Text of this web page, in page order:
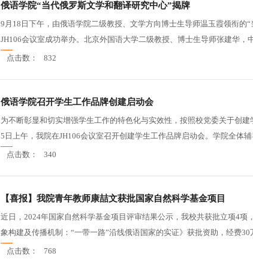
俄语学院“当代俄罗斯文学和翻译研究中心”揭牌
9月18日下午，由俄语学院二级教授、文学方向博士生导师温玉霞领衔的
JH106会议室成功举办。北京外国语大学二级教授、博士生导师张建华，
点击数： 832
俄语学院召开学生工作品牌创建启动会
为不断彰显和切实增强学生工作的特色化与实效性，按照校党委关于创
5日上午，我院在JH106会议室召开创建学生工作品牌启动会。学院全体
点击数： 340
【喜报】我院青年教师康喆文获批国家自然科学基金项目
近日，2024年国家自然科学基金项目评审结果公示，我校共获批立项4
象构建及传播机制：“一带一路”沿线俄语国家的实证》获批资助，经费30
点击数： 768